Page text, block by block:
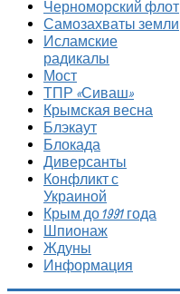
Черноморский флот
Самозахваты земли
Исламские
радикалы
Мост
ТПР «Сиваш»
Крымская весна
Блэкаут
Блокада
Диверсанты
Конфликт с
Украиной
Крым до 1991 года
Шпионаж
Ждуны
Информация